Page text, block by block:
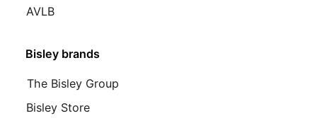
Bisley brands
The Bisley Group
Bisley Store
AVLB